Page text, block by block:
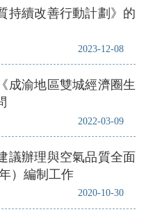
2023-12-08
持續改善行動計劃》的
2022-03-09
成渝地區雙城經濟圈生
2020-10-30
議辦理與空氣品質全面
）編制工作